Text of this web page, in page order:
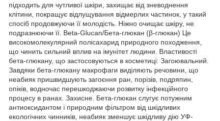
підходить для чутливої шкіри, захищає від зневоднення
клітини, покращує відлущування відмерлих частинок, у такий
спосіб продовжуючи її молодість. Ніжно очищає шкіру, не
подразнюючи її. Beta-Glucan/Бета-глюкан (β-глюкан) Це
високомолекулярний полісахарид природного походження,
що чинить сильний вплив на імунітет людини. Властивості
бета-глюкану, що застосовуються в косметиці: Загоювальний.
Завдяки бета-глюкану макрофаги виділяють речовини, що
неабияк пришвидшують загоєння ран, порізів, подряпин,
опіків, водночас перешкоджаючи розвитку інфекційного
процесу в ранах. Захисне. Бета-глюкан слугує потужним
антиоксидантом і природним фільтром від шкідливих
екологічних чинників, неабияк зменшує шкідливу дію УФ-